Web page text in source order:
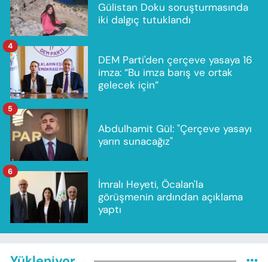
Gülistan Doku soruşturmasında
iki dalgıç tutuklandı
DEM Parti'den çerçeve yasaya 16
imza: “Bu imza barış ve ortak
gelecek için”
4
Abdulhamit Gül: "Çerçeve yasayı
yarın sunacağız"
5
İmralı Heyeti, Öcalan'la
görüşmenin ardından açıklama
yaptı
6